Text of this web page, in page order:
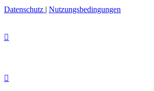
Datenschutz | Nutzungsbedingungen